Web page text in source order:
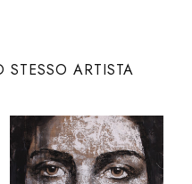
STESSO ARTISTA